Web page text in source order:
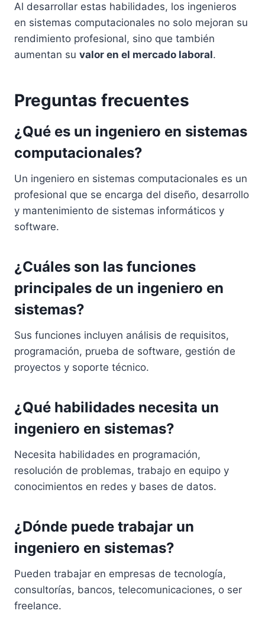
Al desarrollar estas habilidades, los ingenieros
en sistemas computacionales no solo mejoran su
rendimiento profesional, sino que también
aumentan su valor en el mercado laboral.
Preguntas frecuentes
¿Qué es un ingeniero en sistemas
computacionales?
Un ingeniero en sistemas computacionales es un
profesional que se encarga del diseño, desarrollo
y mantenimiento de sistemas informáticos y
software.
¿Cuáles son las funciones
principales de un ingeniero en
sistemas?
Sus funciones incluyen análisis de requisitos,
programación, prueba de software, gestión de
proyectos y soporte técnico.
¿Qué habilidades necesita un
ingeniero en sistemas?
Necesita habilidades en programación,
resolución de problemas, trabajo en equipo y
conocimientos en redes y bases de datos.
¿Dónde puede trabajar un
ingeniero en sistemas?
Pueden trabajar en empresas de tecnología,
consultorías, bancos, telecomunicaciones, o ser
freelance.